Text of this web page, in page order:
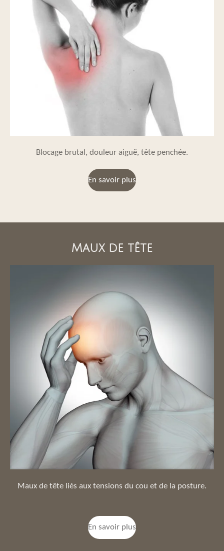
Blocage brutal, douleur aiguë, tête penchée.
En savoir plus
Maux de tête
Maux de tête liés aux tensions du cou et de la posture.
En savoir plus